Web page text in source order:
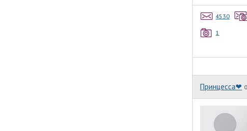
4530
1
Принцесса❤